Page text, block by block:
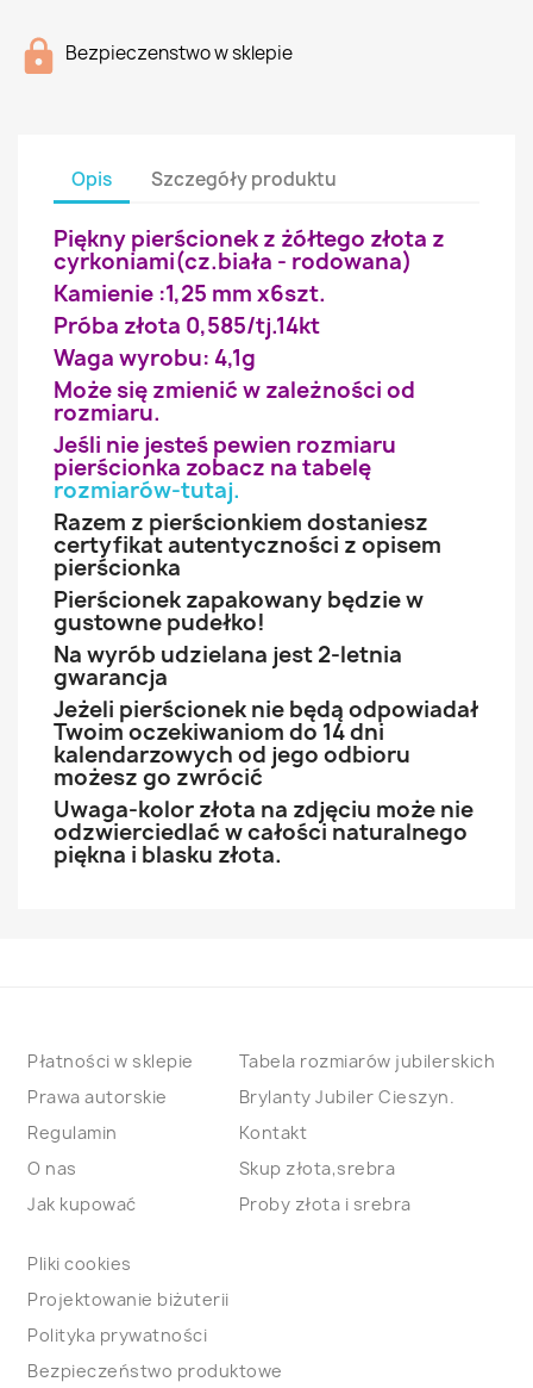
Bezpieczenstwo w sklepie
Opis Szczegóły produktu
Piękny pierścionek z żółtego złota z
cyrkoniami(cz.biała - rodowana)
Kamienie :1,25 mm x6szt.
Próba złota 0,585/tj.14kt
Waga wyrobu: 4,1g
Może się zmienić w zależności od
rozmiaru.
Jeśli nie jesteś pewien rozmiaru
pierścionka zobacz na tabelę
rozmiarów-tutaj.
Razem z pierścionkiem dostaniesz
certyfikat autentyczności z opisem
pierścionka
Pierścionek zapakowany będzie w
gustowne pudełko!
Na wyrób udzielana jest 2-letnia
gwarancja
Jeżeli pierścionek nie będą odpowiadał
Twoim oczekiwaniom do 14 dni
kalendarzowych od jego odbioru
możesz go zwrócić
Uwaga-kolor złota na zdjęciu może nie
odzwierciedlać w całości naturalnego
piękna i blasku złota.
Płatności w sklepie
Prawa autorskie
Regulamin
O nas
Jak kupować
Tabela rozmiarów jubilerskich
Brylanty Jubiler Cieszyn.
Kontakt
Skup złota,srebra
Proby złota i srebra
Pliki cookies
Projektowanie biżuterii
Polityka prywatności
Bezpieczeństwo produktowe